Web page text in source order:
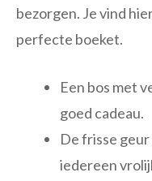
bezorgen. Je vind
perfecte boeket.
Een bos met
goed cadeau.
De frisse
iedereen